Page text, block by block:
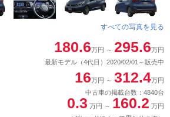
すべての写真を見る
180.6万円 ～ 295.6万円
最新モデル（4代目）2020/02/01～販売中
16万円 ～ 312.4万円
中古車の掲載台数：4840台
0.3 万円 ～ 160.2 万円